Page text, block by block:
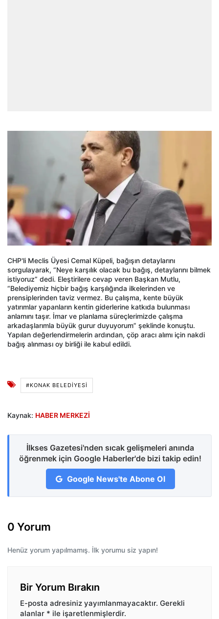
CHP'li Meclis Üyesi Cemal Küpeli, bağışın detaylarını
sorgulayarak, “Neye karşılık olacak bu bağış, detaylarını bilmek
istiyoruz” dedi. Eleştirilere cevap veren Başkan Mutlu,
“Belediyemiz hiçbir bağış karşılığında ilkelerinden ve
prensiplerinden taviz vermez. Bu çalışma, kente büyük
yatırımlar yapanların kentin giderlerine katkıda bulunması
anlamını taşır. İmar ve planlama süreçlerimizde çalışma
arkadaşlarımla büyük gurur duyuyorum” şeklinde konuştu.
Yapılan değerlendirmelerin ardından, çöp aracı alımı için nakdi
bağış alınması oy birliği ile kabul edildi.
#KONAK BELEDIYESI
Kaynak: HABER MERKEZİ
İlkses Gazetesi'nden sıcak gelişmeleri anında
öğrenmek için Google Haberler'de bizi takip edin!
Google News'te Abone Ol
0 Yorum
Henüz yorum yapılmamış. İlk yorumu siz yapın!
Bir Yorum Bırakın
E-posta adresiniz yayımlanmayacaktır. Gerekli
alanlar * ile işaretlenmişlerdir.